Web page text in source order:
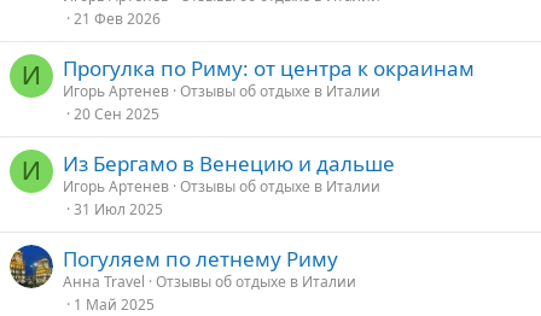
21 Фев 2026
И Прогулка по Риму: от центра к окраинам
Игорь Артенев Отзывы об отдыхе в Италии
20 Сен 2025
И Из Бергамо в Венецию и дальше
Игорь Артенев Отзывы об отдыхе в Италии
31 Июл 2025
Погуляем по летнему Риму
Анна Travel Отзывы об отдыхе в Италии
1 Май 2025